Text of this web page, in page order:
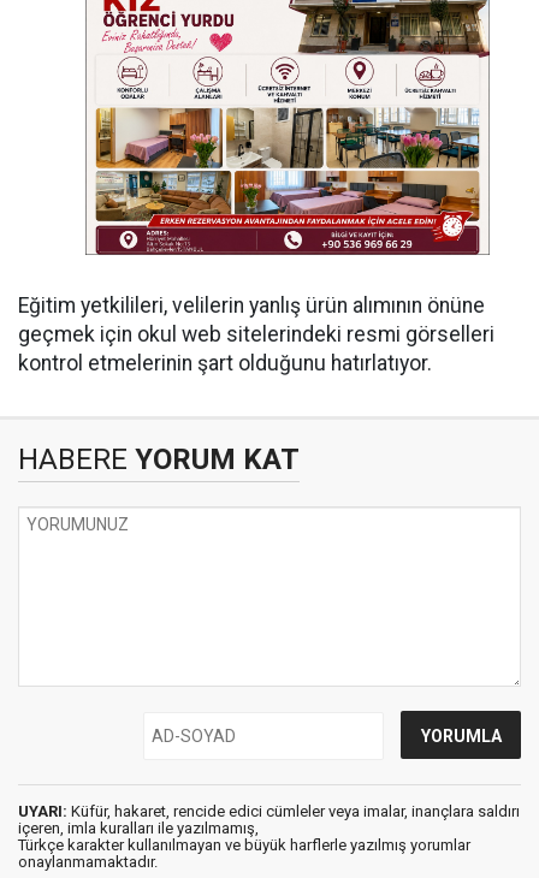
Eğitim yetkilileri, velilerin yanlış ürün alımının önüne
geçmek için okul web sitelerindeki resmi görselleri
kontrol etmelerinin şart olduğunu hatırlatıyor.
HABERE YORUM KAT
UYARI: Küfür, hakaret, rencide edici cümleler veya imalar, inançlara saldırı
içeren, imla kuralları ile yazılmamış,
Türkçe karakter kullanılmayan ve büyük harflerle yazılmış yorumlar
onaylanmamaktadır.